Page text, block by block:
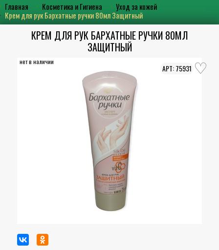
Главная Косметика и Гигиена
Уход за кожей
Крем для рук Бархатные ручки 80мл Защитный
КРЕМ ДЛЯ РУК БАРХАТНЫЕ РУЧКИ 80МЛ
ЗАЩИТНЫЙ
нет в наличии
75931